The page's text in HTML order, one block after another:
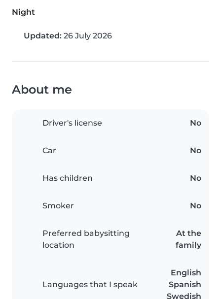
Night
Updated: 26 July 2026
About me
Driver's license No
Car No
Has children No
Smoker No
Preferred babysitting
location
At the
family
Languages that I speak
English
Spanish
Swedish